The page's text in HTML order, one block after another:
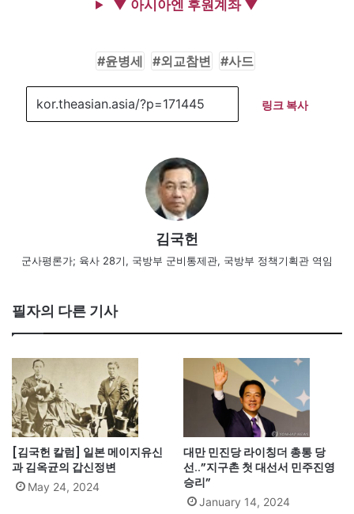
▼ 아시아엔 후원계좌 ▼
윤병세 외교참변 사드
링크 복사
김국헌
군사평론가; 육사 28기, 국방부 군비통제관, 국방부 정책기획관 역임
필자의 다른 기사
[김국헌 칼럼] 일본 메이지유신
과 김옥균의 갑신정변
May 24, 2024
대만 민진당 라이칭더 총통 당
선..”지구촌 첫 대선서 민주진영
승리”
January 14, 2024